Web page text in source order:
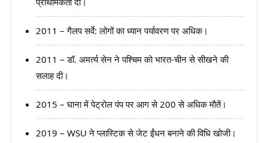
2011 – गैलप सर्वे: लोगों का ध्यान पर्यावरण पर अधिक।
2011 – डॉ. अमर्त्य सेन ने पश्चिम को भारत-चीन से सीखने की
सलाह दी।
2015 – घाना में पेट्रोल पंप पर आग से 200 से अधिक मौतें।
2019 – WSU ने प्लास्टिक से जेट ईंधन बनाने की विधि खोजी।